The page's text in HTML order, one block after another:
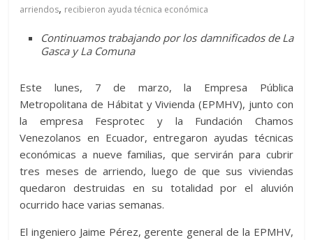
arriendos, recibieron ayuda técnica económica
Continuamos trabajando por los damnificados de La
Gasca y La Comuna
Este lunes, 7 de marzo, la Empresa Pública
Metropolitana de Hábitat y Vivienda (EPMHV), junto con
la empresa Fesprotec y la Fundación Chamos
Venezolanos en Ecuador, entregaron ayudas técnicas
económicas a nueve familias, que servirán para cubrir
tres meses de arriendo, luego de que sus viviendas
quedaron destruidas en su totalidad por el aluvión
ocurrido hace varias semanas.
El ingeniero Jaime Pérez, gerente general de la EPMHV,